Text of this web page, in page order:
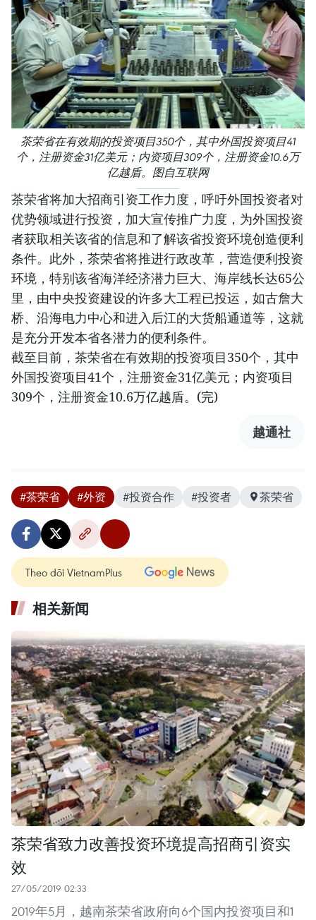
茶荣省在有效期的投资项目350个，其中外国投资项目41
个，注册资金31亿美元；内资项目309个，注册资金10.6万
亿越盾。图自互联网
茶荣省将加大招商引资工作力度，呼吁外国投资者对
优势领域进行投资，加大宣传推广力度，为外国投资
者获取相关该省的信息和了解该省投资环境创造便利
条件。此外，茶荣省将推进行政改革，营造便利投资
环境，特别该省海洋经济潜力巨大、海岸线长达65公
里，由中央投资建设的许多大工程已投运，如古詹大
桥、沿海电力中心和进入后江的大货船通道等，这就
是充分开发本省各潜力的便利条件。
截至目前，茶荣省在有效期的投资项目350个，其中
外国投资项目41个，注册资金31亿美元；内资项目
309个，注册资金10.6万亿越盾。(完)
越通社
#茶荣省 #外资 #投资合作 #投资者 茶荣省
Theo dõi VietnamPlus
相关新闻
茶荣省致力改善投资环境提高招商引资实
效
27/05/2019 02:33
2019年5月，越南茶荣省政府向6个国内投资项目和1